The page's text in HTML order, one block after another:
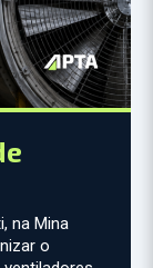
na Mina
o